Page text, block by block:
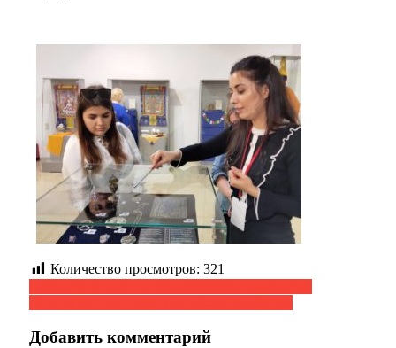
Количество просмотров: 321
Навигация
по
записям
Добавить комментарий